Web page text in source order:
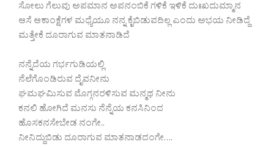
ಸೋಲು ಗೆಲುವು ಅಪಮಾನ ಅಪನಂಬಿಕೆ ಗಳಿಕೆ ಇಳಿಕೆ ದುಃಖದುಮ್ಮಾನ
ಆಸೆ ಆಕಾಂಕ್ಷೆಗಳ ಮಧ್ಯೆಯೂ ನನ್ನ ಕೈಬಿಡುವದಿಲ್ಲ ಎಂದು ಅಭಯ ನೀಡಿದ್ದೆ
ಮತ್ತೇಕೆ ದೂರಾಗುವ ಮಾತನಾಡಿದೆ
ನನ್ನೆದೆಯ ಗರ್ಭಗುಡಿಯಲ್ಲಿ
ನೆಲೆಗೊಂಡಿರುವ ದೈವನೀನು
ಘಮಘಮಿಸುವ ಮೊಗ್ಗನರಳಿಸುವ ಮನ್ಮಥ ನೀನು
ಕನಲಿ ಹೋಗಿದೆ ಮನಸು ನೆನ್ನೆಯ ಕನಸಿನಿಂದ
ಹೊಸಕನಸೇಬೇಡ ನಂಗೇ..
ನೀನಿದ್ದುಬಿಡು ದೂರಾಗುವ ಮಾತನಾಡದಂಗೇ….